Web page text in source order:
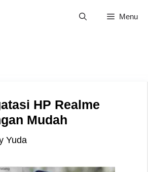
Menu
HP Realme
Mudah
Yuda